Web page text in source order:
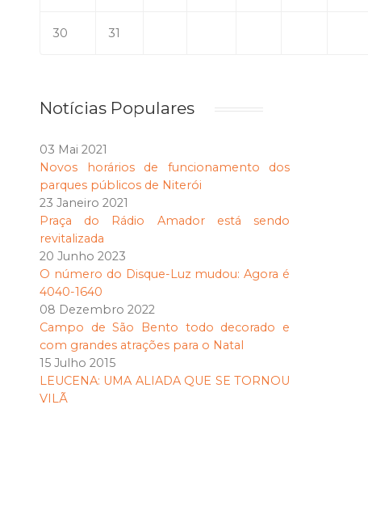
30 31
Notícias Populares
03 Mai 2021
Novos horários de funcionamento dos
parques públicos de Niterói
23 Janeiro 2021
Praça do Rádio Amador está sendo
revitalizada
20 Junho 2023
O número do Disque-Luz mudou: Agora é
4040-1640
08 Dezembro 2022
Campo de São Bento todo decorado e
com grandes atrações para o Natal
15 Julho 2015
LEUCENA: UMA ALIADA QUE SE TORNOU
VILÃ